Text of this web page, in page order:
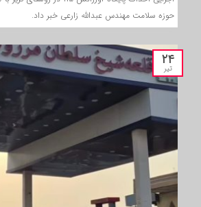
حوزه سلامت مهندس عبدالله زارعی خبر داد.
۲۴
تیر